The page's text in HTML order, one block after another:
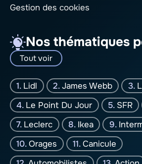
Gestion des cookies
Nos thématiques
Tout voir
Lidl James Webb
Le Point Du Jour
SFR
Leclerc
Ikea
Orages
Canicule